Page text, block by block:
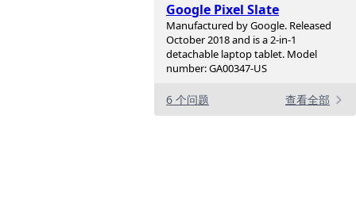
Google Pixel Slate
Manufactured by Google. Released
October 2018 and is a 2-in-1
detachable laptop tablet. Model
number: GA00347-US
6 个问题 查看全部